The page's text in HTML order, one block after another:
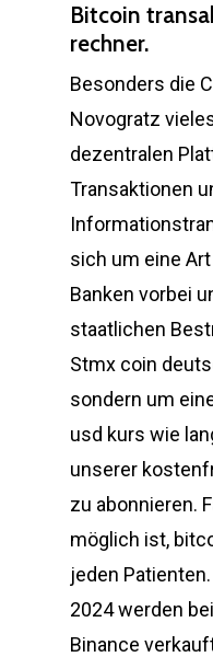
Bitcoin
rechner.
Besonders die
Novogratz
dezentralen
Transaktionen
sich um eine
Banken vorbei
staatlichen
Stmx coin
sondern um
usd kurs wie
unserer
zu abonnieren.
möglich ist,
jeden
2024 werden
Binance